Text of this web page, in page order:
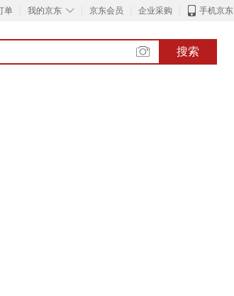
单 ◇
我的京东 京东会员 企业采购 手机京东
搜索